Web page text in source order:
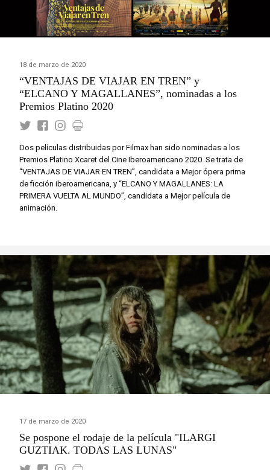
18 de marzo de 2020
“VENTAJAS DE VIAJAR EN TREN” y
“ELCANO Y MAGALLANES”, nominadas a los
Premios Platino 2020
Dos películas distribuidas por Filmax han sido nominadas a los
Premios Platino Xcaret del Cine Iberoamericano 2020. Se trata de
“VENTAJAS DE VIAJAR EN TREN”, candidata a Mejor ópera prima
de ficción iberoamericana, y “ELCANO Y MAGALLANES: LA
PRIMERA VUELTA AL MUNDO”, candidata a Mejor película de
animación.
17 de marzo de 2020
Se pospone el rodaje de la película "ILARGI
GUZTIAK. TODAS LAS LUNAS"